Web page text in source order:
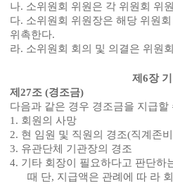
나. 소위원회 위원은 각 위원회 위
다. 소위원회 위원장은 해당 위원
위촉한다.
라. 소위원회 회의 및 의결은 위원
제 6장
제27조(경조금)
다음과 같은 경우 경조금을 지급할
1. 회원의 사망
2. 현 임원 및 직원의 경조(직계존
3. 유관단체 기관장의 경조
4. 기타 회장이 필요하다고 판단하
때 단, 지급액은 관례에 따 라